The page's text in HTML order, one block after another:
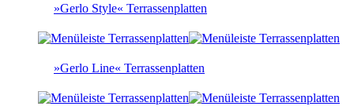
»Gerlo Style« Terrassenplatten
»Gerlo Line« Terrassenplatten